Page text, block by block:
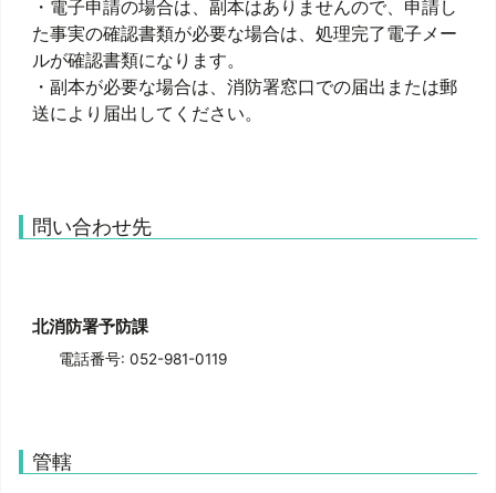
・電子申請の場合は、副本はありませんので、申請し
た事実の確認書類が必要な場合は、処理完了電子メー
ルが確認書類になります。
・副本が必要な場合は、消防署窓口での届出または郵
問い合わせ先
北消防署予防課
電話番号: 052-981-0119
管轄